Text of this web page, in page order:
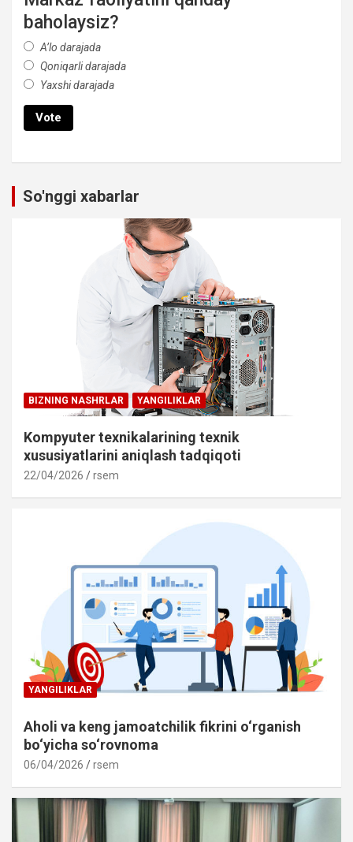
baholaysiz?
A’lo darajada
Qoniqarli darajada
Yaxshi darajada
So'nggi xabarlar
BIZNING NASHRLAR YANGILIKLAR
Kompyuter texnikalarining texnik
xususiyatlarini aniqlash tadqiqoti
22/04/2026 rsem
YANGILIKLAR
Aholi va keng jamoatchilik fikrini o‘rganish
bo‘yicha so‘rovnoma
06/04/2026 rsem